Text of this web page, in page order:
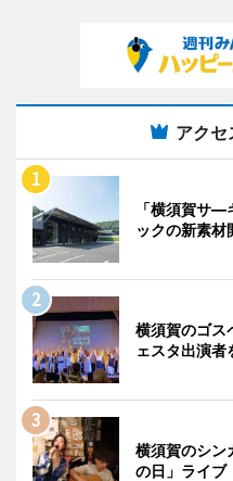
アクセ
「横須賀サ―
ックの新素材
横須賀のゴ
ェスタ出演者
横須賀のシン
の日」ライ